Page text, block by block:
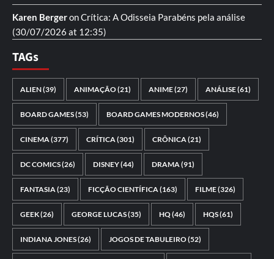
Karen BergeronCrítica: A Odisseia Parabéns pela análise
(30/07/2026 at 12:35)
TAGs
ALIEN(39) ANIMAÇÃO(21) ANIME(27) ANÁLISE(61)
BOARD GAMES(53) BOARD GAMES MODERNOS(46)
CINEMA(377) CRÍTICA(301) CRÔNICA(21)
DC COMICS(26) DISNEY(44) DRAMA(91)
FANTASIA(23) FICÇÃO CIENTÍFICA(163) FILME(326)
GEEK(26) GEORGE LUCAS(35) HQ(46) HQS(61)
INDIANA JONES(26) JOGOS DE TABULEIRO(52)